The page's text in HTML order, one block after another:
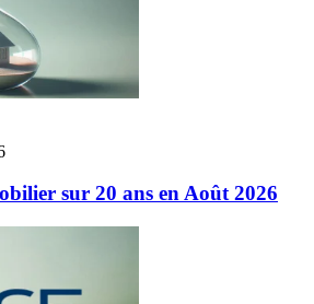
sur 20 ans en Août 2026